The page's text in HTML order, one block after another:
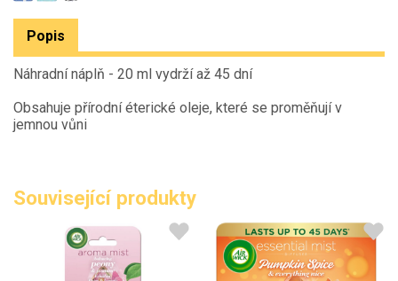
Popis
Náhradní náplň - 20 ml vydrží až 45 dní
Obsahuje přírodní éterické oleje, které se proměňují v
jemnou vůni
Související produkty